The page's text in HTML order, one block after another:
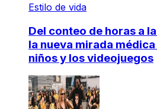
Estilo de vida
Del conteo de horas a
la nueva mirada
niños y los videojuegos